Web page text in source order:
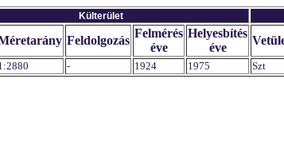
Külterület
Feldolgozás
Felmérés
éve
Helyesbítés
éve
- 1924 1975 Szt